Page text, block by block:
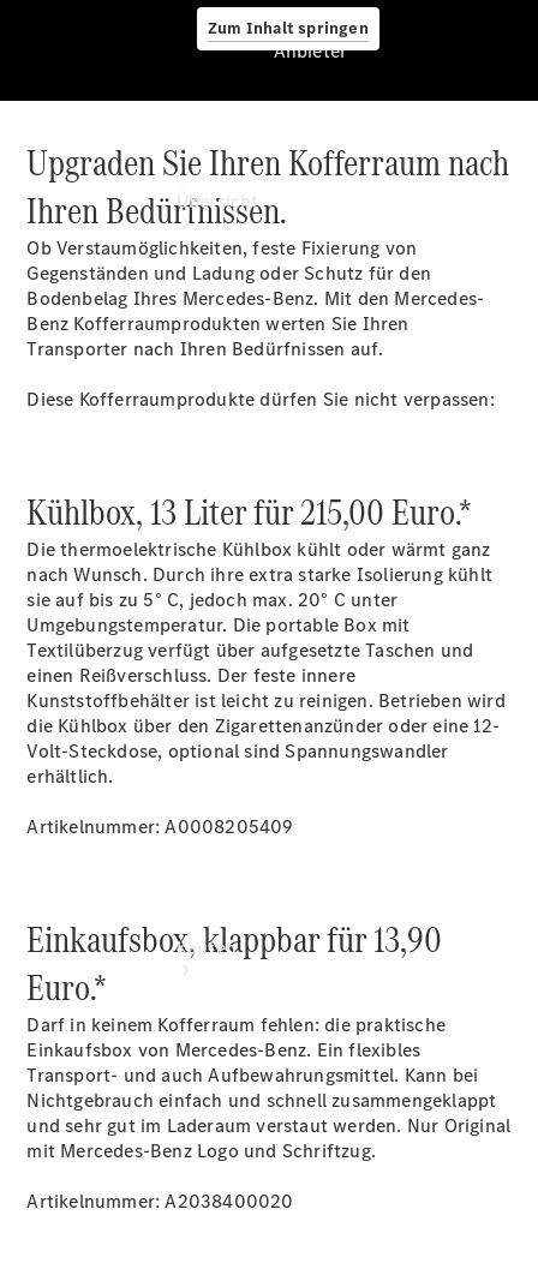
Zum Inhalt springen
Anbieter
Übersicht
Startseite
finden
Probefahrt
vereinbaren
Beratung
vereinbaren
Servicetermin
vereinbaren
Tel: +49
7461 1789 0
Kaufen
Übersicht
Neuwagenangebote
Anbieter
Upgraden Sie Ihren Kofferraum nach
Ihren Bedürfnissen.
Ob Verstaumöglichkeiten, feste Fixierung von
Gegenständen und Ladung oder Schutz für den
Bodenbelag Ihres Mercedes-Benz. Mit den Mercedes-
Benz Kofferraumprodukten werten Sie Ihren
Transporter nach Ihren Bedürfnissen auf.
Diese Kofferraumprodukte dürfen Sie nicht verpassen:
Kühlbox, 13 Liter für 215,00 Euro.*
Die thermoelektrische Kühlbox kühlt oder wärmt ganz
nach Wunsch. Durch ihre extra starke Isolierung kühlt
sie auf bis zu 5° C, jedoch max. 20° C unter
Umgebungstemperatur. Die portable Box mit
Textilüberzug verfügt über aufgesetzte Taschen und
einen Reißverschluss. Der feste innere
Kunststoffbehälter ist leicht zu reinigen. Betrieben wird
die Kühlbox über den Zigarettenanzünder oder eine 12-
Volt-Steckdose, optional sind Spannungswandler
erhältlich.
Artikelnummer: A0008205409
Einkaufsbox, klappbar für 13,90
Euro.*
Darf in keinem Kofferraum fehlen: die praktische
Einkaufsbox von Mercedes-Benz. Ein flexibles
Transport- und auch Aufbewahrungsmittel. Kann bei
Nichtgebrauch einfach und schnell zusammengeklappt
und sehr gut im Laderaum verstaut werden. Nur Original
mit Mercedes-Benz Logo und Schriftzug.
Artikelnummer: A2038400020